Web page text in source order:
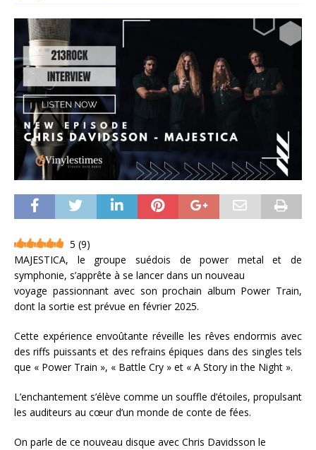
5 (9)
MAJESTICA, le groupe suédois de power metal et de
symphonie, s’apprête à se lancer dans un nouveau
voyage passionnant avec son prochain album Power Train,
dont la sortie est prévue en février 2025.
Cette expérience envoûtante réveille les rêves endormis avec
des riffs puissants et des refrains épiques dans des singles tels
que « Power Train », « Battle Cry » et « A Story in the Night ».
L’enchantement s’élève comme un souffle d’étoiles, propulsant
les auditeurs au cœur d’un monde de conte de fées.
On parle de ce nouveau disque avec Chris Davidsson le